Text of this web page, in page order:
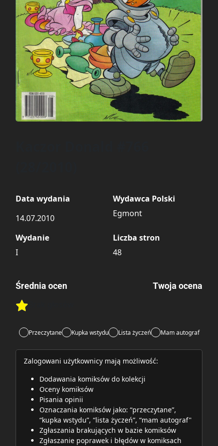
Data wydania
14.07.2010
Wydawca Polski
Egmont
Wydanie
I
Liczba stron
48
Średnia ocen
Rate this item:
Twoja ocena
Przeczytane Kupka wstydu Lista życzeń Mam autograf
Zalogowani użytkownicy mają możliwość:
Dodawania komiksów do kolekcji
Oceny komiksów
Pisania opinii
Oznaczania komiksów jako: “przeczytane”,
“kupka wstydu”, “lista życzeń”, “mam autograf"
Zgłaszania brakujących w bazie komiksów
Zgłaszanie poprawek i błędów w komiksach